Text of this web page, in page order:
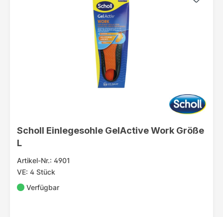
Scholl Einlegesohle GelActive Work Größe
L
Artikel-Nr.: 4901
VE: 4 Stück
Verfügbar